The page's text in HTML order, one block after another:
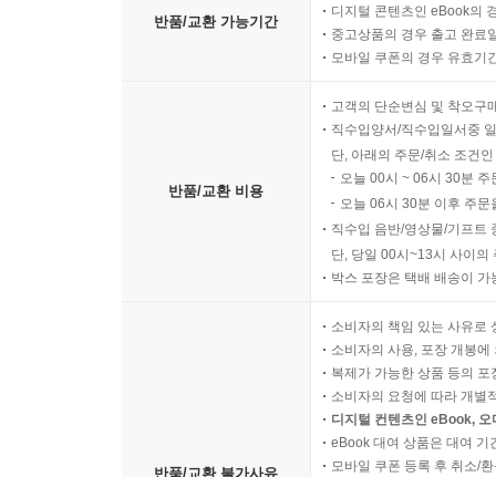
반품/교환 가능기간
디지털 콘텐츠인 eBook의
중고상품의 경우 출고 완료
모바일 쿠폰의 경우 유효기
반품/교환 비용
고객의 단순변심 및 착오구
직수입양서/직수입일서중
단, 아래의 주문/취소 조건
오늘 00시 ~ 06시 30분
오늘 06시 30분 이후 주
직수입 음반/영상물/기프트
단, 당일 00시~13시 사이의
박스 포장은 택배 배송이
반품/교환 불가사유
소비자의 책임 있는 사유로
소비자의 사용, 포장 개봉
복제가 가능한 상품 등의
소비자의 요청에 따라 개별
디지털 컨텐츠인 eBook,
eBook 대여 상품은 대여 기
모바일 쿠폰 등록 후 취소/